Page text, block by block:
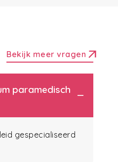
Bekijk meer vragen arrow_outward
paramedisch
gespecialiseerd